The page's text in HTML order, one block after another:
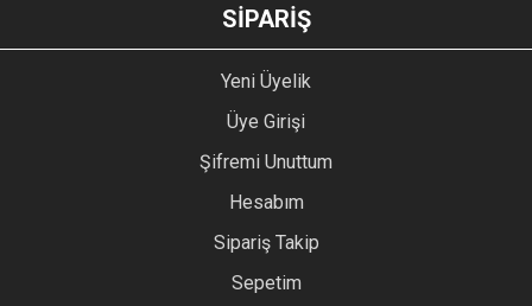
GÖNDER
SİPARİŞ
Yeni Üyelik
Üye Girişi
Şifremi Unuttum
Hesabım
Sipariş Takip
Sepetim